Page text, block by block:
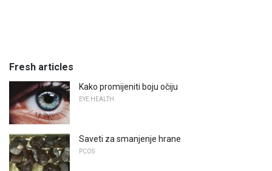
Fresh articles
Kako promijeniti boju očiju
EYE HEALTH
Saveti za smanjenje hrane
PCOS